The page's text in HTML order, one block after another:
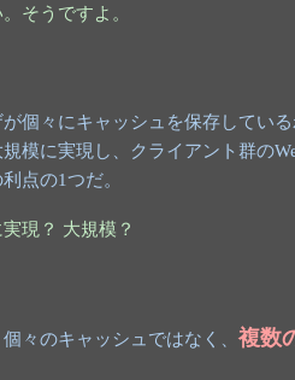
そうですよ。
個々にキャッシュを保存してい
規模に実現し、クライアント群の
点の1つだ。
現？ 大規模？
々のキャッシュではなく、 複数